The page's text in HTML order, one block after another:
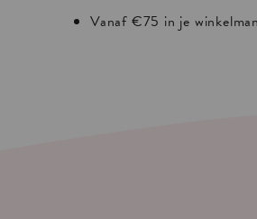
Vanaf €75 in je